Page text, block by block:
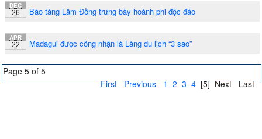
DEC
26 Bảo tàng Lâm Đồng trưng bày hoành phi độc đáo
APR
22 Madagui được công nhận là Làng du lịch “3 sao”
Page 5 of 5
First Previous 1 2 3 4 [5] Next Last